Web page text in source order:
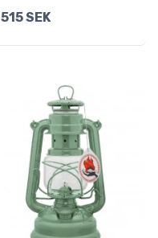
515 SEK